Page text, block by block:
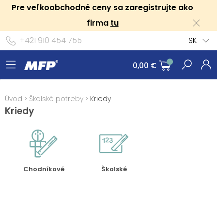
Pre veľkoobchodné ceny sa zaregistrujte ako
firma tu
+421 910 454 755
SK
0,00 €
Úvod > Školské potreby > Kriedy
Kriedy
Chodníkové Školské